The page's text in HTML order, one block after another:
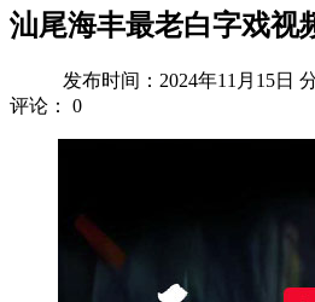
汕尾海丰最老白字戏视
发布时间：2024年11月15日
评论：
0